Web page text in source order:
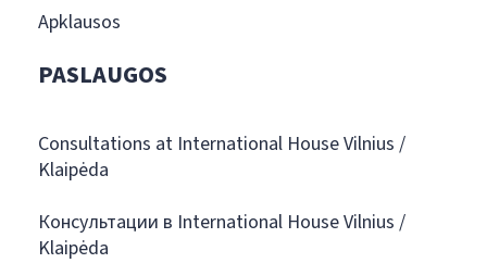
Apklausos
PASLAUGOS
Consultations at International House Vilnius /
Klaipėda
Консультации в International House Vilnius /
Klaipėda